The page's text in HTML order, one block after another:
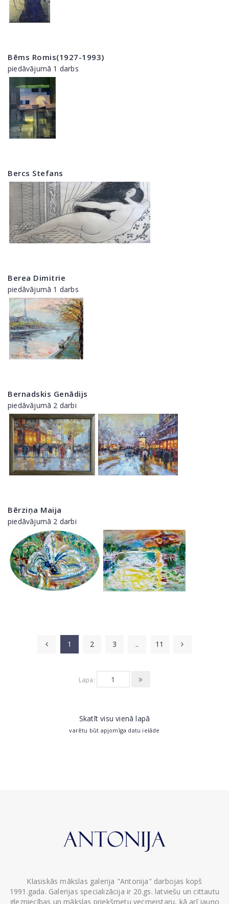
Bēms Romis(1927-1993)
piedāvājumā 1 darbs
Bercs Stefans
Berea Dimitrie
piedāvājumā 1 darbs
Bernadskis Genādijs
piedāvājumā 2 darbi
Bērziņa Maija
piedāvājumā 2 darbi
1 2 3 .. 11
Lapa:
Skatīt visu vienā lapā
varētu būt apjomīga datu ielāde
Klasiskās mākslas galerija "Antonija" darbojas kopš
1991.gada. Galerijas specializācija ir 20.gs. latviešu un cittautu
glezniecības un mākslas priekšmetu vecmeistaru, kā arī jauno